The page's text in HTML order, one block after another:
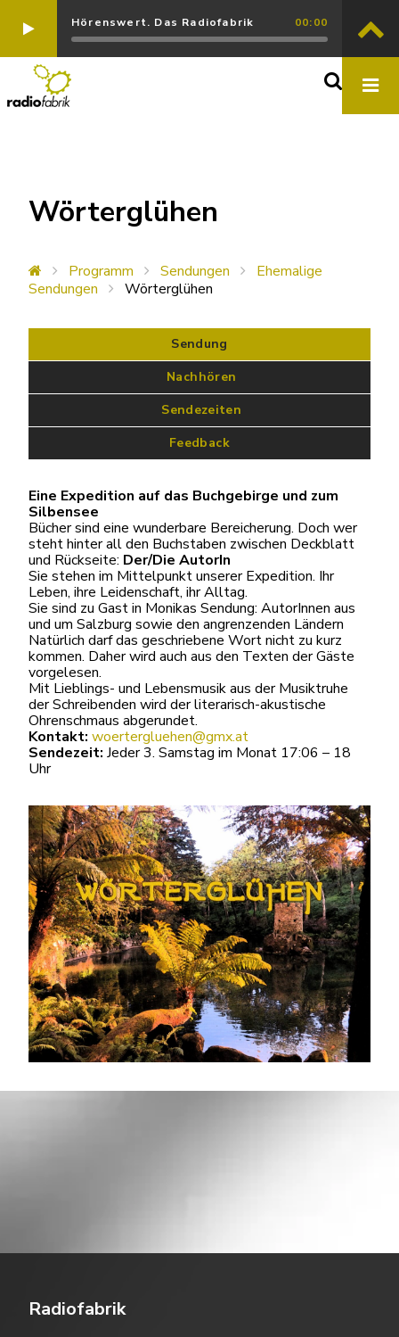
Hörenswert. Das Radiofabrik 00:00
Wörterglühen
Programm Sendungen
Ehemalige
Sendungen
Wörterglühen
Sendung
Nachhören
Sendezeiten
Feedback
Eine Expedition auf das Buchgebirge und zum
Silbensee
Bücher sind eine wunderbare Bereicherung. Doch wer
steht hinter all den Buchstaben zwischen Deckblatt
und Rückseite: Der/Die AutorIn
Sie stehen im Mittelpunkt unserer Expedition. Ihr
Leben, ihre Leidenschaft, ihr Alltag.
Sie sind zu Gast in Monikas Sendung: AutorInnen aus
und um Salzburg sowie den angrenzenden Ländern
Natürlich darf das geschriebene Wort nicht zu kurz
kommen. Daher wird auch aus den Texten der Gäste
vorgelesen.
Mit Lieblings- und Lebensmusik aus der Musiktruhe
der Schreibenden wird der literarisch-akustische
Ohrenschmaus abgerundet.
Kontakt: woertergluehen@gmx.at
Sendezeit: Jeder 3. Samstag im Monat 17:06 – 18
Uhr
Radiofabrik